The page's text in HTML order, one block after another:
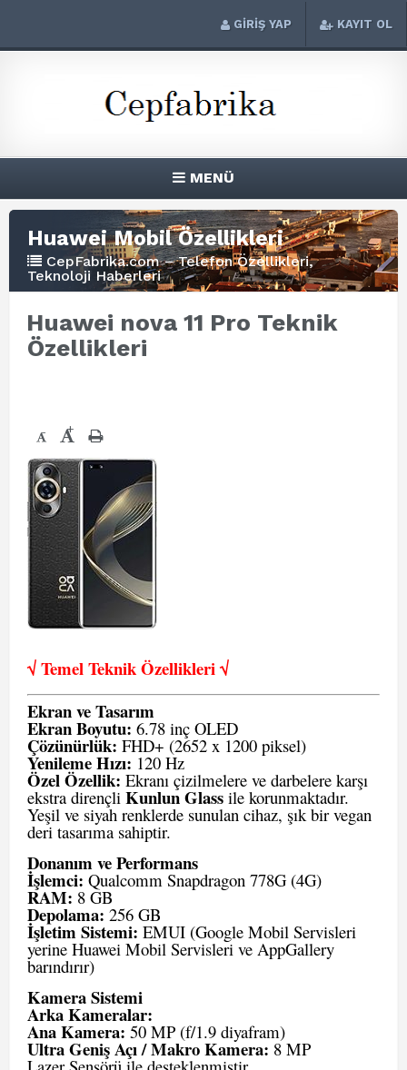
GİRİŞ YAP KAYIT OL
MENÜ
Huawei Mobil Özellikleri
CepFabrika.com – Telefon Özellikleri,
Teknoloji Haberleri
Huawei nova 11 Pro Teknik
Özellikleri
- +
√ Temel Teknik Özellikleri √
Ekran ve Tasarım
Ekran Boyutu: 6.78 inç OLED
Çözünürlük: FHD+ (2652 x 1200 piksel)
Yenileme Hızı: 120 Hz
Özel Özellik: Ekranı çizilmelere ve darbelere karşı
ekstra dirençli Kunlun Glass ile korunmaktadır.
Yeşil ve siyah renklerde sunulan cihaz, şık bir vegan
deri tasarıma sahiptir.
Donanım ve Performans
İşlemci: Qualcomm Snapdragon 778G (4G)
RAM: 8 GB
Depolama: 256 GB
İşletim Sistemi: EMUI (Google Mobil Servisleri
yerine Huawei Mobil Servisleri ve AppGallery
barındırır)
Kamera Sistemi
Arka Kameralar:
Ana Kamera: 50 MP (f/1.9 diyafram)
Ultra Geniş Açı / Makro Kamera: 8 MP